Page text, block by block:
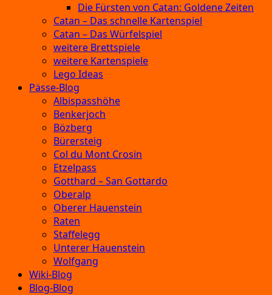
Die Fürsten von Catan: Goldene Zeiten
Catan – Das schnelle Kartenspiel
Catan – Das Würfelspiel
weitere Brettspiele
weitere Kartenspiele
Lego Ideas
Pässe-Blog
Albispasshöhe
Benkerjoch
Bözberg
Bürersteig
Col du Mont Crosin
Etzelpass
Gotthard – San Gottardo
Oberalp
Oberer Hauenstein
Raten
Staffelegg
Unterer Hauenstein
Wolfgang
Wiki-Blog
Blog-Blog